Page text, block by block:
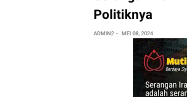
Politiknya
ADMIN2 MEI 08, 2024